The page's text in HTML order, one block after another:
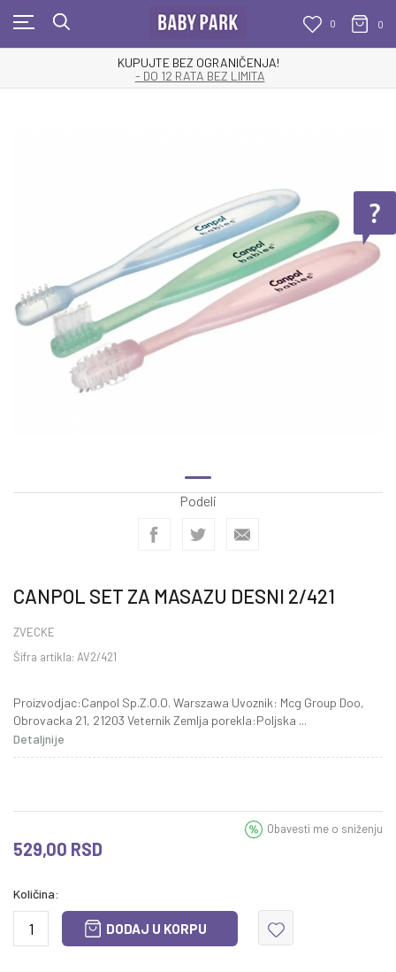
0 0
KUPUJTE BEZ OGRANIČENJA!
- DO 12 RATA BEZ LIMITA
Podeli
CANPOL SET ZA MASAZU DESNI 2/421
ZVECKE
Šifra artikla: AV2/421
Proizvodjac:Canpol Sp.Z.O.O. Warszawa Uvoznik: Mcg Group Doo,
Obrovacka 21, 21203 Veternik Zemlja porekla:Poljska ...
Detaljnije
529,00 RSD
Obavesti me o sniženju
Količina:
DODAJ U KORPU